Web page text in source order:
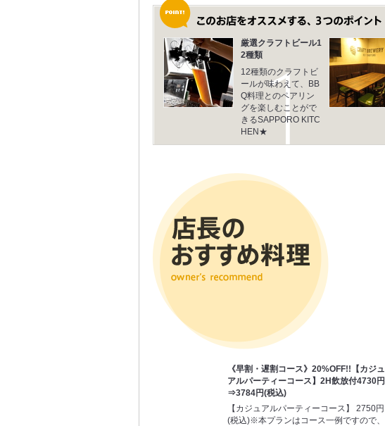
厳選クラフトビール1
2種類
12種類のクラフトビ
ールが味わえて、BB
Q料理とのペアリン
グを楽しむことがで
きるSAPPORO KITC
HEN★
《早割・遅割コース》20%OFF!!【カジュ
アルパーティーコース】2H飲放付4730円
⇒3784円(税込)
【カジュアルパーティーコース】 2750円
(税込)※本プランはコース一例ですので、